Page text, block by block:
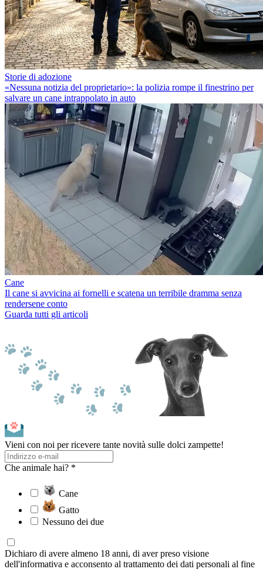
Storie di adozione
«Nessuna notizia del proprietario»: la polizia rompe il finestrino per
salvare un cane intrappolato in auto
Cane
Il cane si avvicina ai fornelli e scatena un terribile dramma senza
rendersene conto
Guarda tutti gli articoli
Vieni con noi per ricevere tante novità sulle dolci zampette!
Che animale hai? *
Cane
Gatto
Nessuno dei due
Dichiaro di avere almeno 18 anni, di aver preso visione
dell'informativa e acconsento al trattamento dei dati personali al fine